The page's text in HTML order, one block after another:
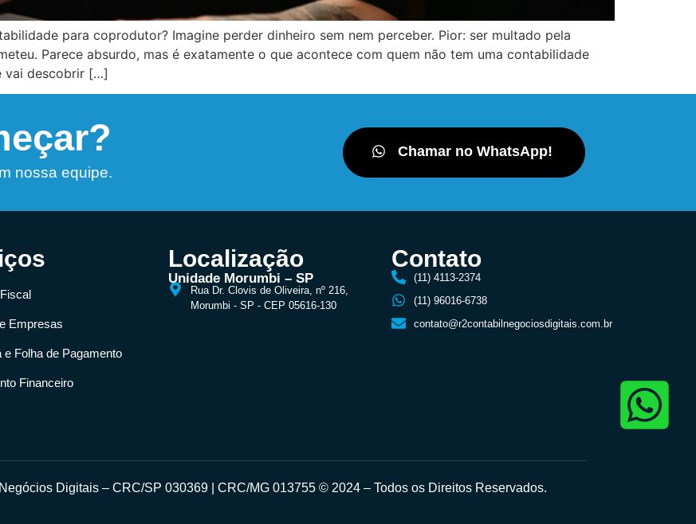
para coprodutor? Imagine perder dinheiro sem nem perceber. Pior: ser multado pela
Parece absurdo, mas é exatamente o que acontece com quem não tem uma contabilidade
vai descobrir […]
nossa equipe.
Chamar no WhatsApp!
Empresas
e Folha de Pagamento
Financeiro
Localização
Unidade Morumbi – SP
Rua Dr. Clovis de Oliveira, nº 216,
Morumbi - SP - CEP 05616-130
Contato
(11) 4113-2374
(11) 96016-6738
contato@r2contabilnegociosdigitais.com.br
Digitais – CRC/SP 030369 | CRC/MG 013755 © 2024 – Todos os Direitos Reservados.